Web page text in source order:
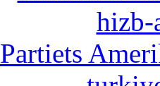
hizb-
Partiets